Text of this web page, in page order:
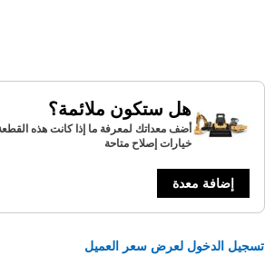
هل ستكون ملائمة؟
أضف معداتك لمعرفة ما إذا كانت هذه القطعة
خيارات إصلاح متاحة
إضافة معدة
الدخول لعرض سعر العميل